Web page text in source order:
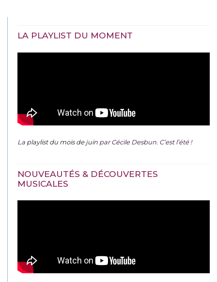
LA PLAYLIST DU MOMENT
La playlist du mois de juin par Cécile Desbun. C’est l’été !
NOUVEAUTÉS & DÉCOUVERTES
MUSICALES